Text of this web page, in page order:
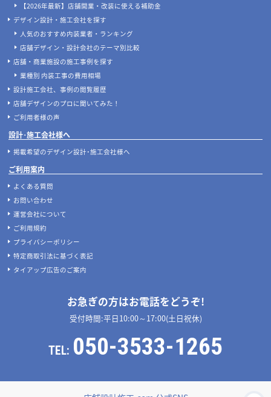
【2026年最新】店舗開業・改装に使える補助金
デザイン設計・施工会社を探す
人気のおすすめ内装業者・ランキング
店舗デザイン・設計会社のテーマ別比較
店舗・商業施設の施工事例を探す
業種別 内装工事の費用相場
設計施工会社、事例の閲覧履歴
店舗デザインのプロに聞いてみた！
ご利用者様の声
設計･施工会社様へ
掲載希望のデザイン設計･施工会社様へ
ご利用案内
よくある質問
お問い合わせ
運営会社について
ご利用規約
プライバシーポリシー
特定商取引法に基づく表記
タイアップ広告のご案内
お急ぎの方はお電話をどうぞ!
受付時間:平日10:00～17:00(土日祝休)
TEL: 050-3533-1265